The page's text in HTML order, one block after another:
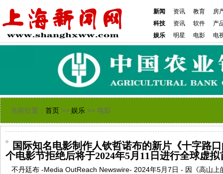
新闻 资讯 教育
房
科技
资讯 软件
产
娱乐
明星 电影 电
当前位置： 首页 >> 娱乐 >> 电影
国际知名电影制作人钦哲诺布的新片《十字路
个电影节拒绝后将于2024年5月11日进行全球虚拟
不丹廷布 -Media OutReach Newswire- 2024年5月7日 - 因《高山上